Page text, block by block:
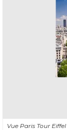
Vue Paris Tour Eiffel